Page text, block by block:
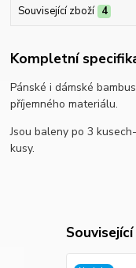
Související zboží 4
Kompletní
Pánské i dámské
příjemného materiálu.
Jsou baleny po 3
kusy.